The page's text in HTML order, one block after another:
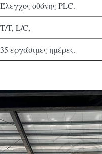
Έλεγχος οθόνης PLC.
T/T, L/C,
35 εργάσιμες ημέρες.